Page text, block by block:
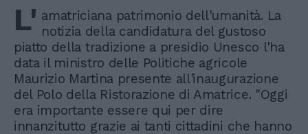
L' amatriciana patrimonio dell'umanità. La
notizia della candidatura del gustoso
piatto della tradizione a presidio Unesco l'ha
data il ministro delle Politiche agricole
Maurizio Martina presente all'inaugurazione
del Polo della Ristorazione di Amatrice. "Oggi
era importante essere qui per dire
innanzitutto grazie ai tanti cittadini che hanno